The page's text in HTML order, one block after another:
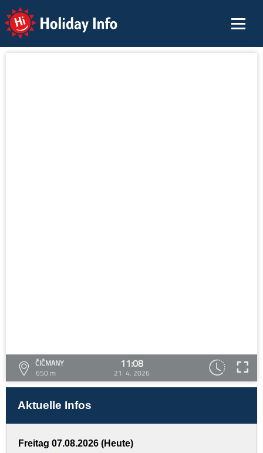
Holiday Info
ČIČMANY
650 m
11:08
21. 4. 2026
Aktuelle Infos
Freitag 07.08.2026 (Heute)